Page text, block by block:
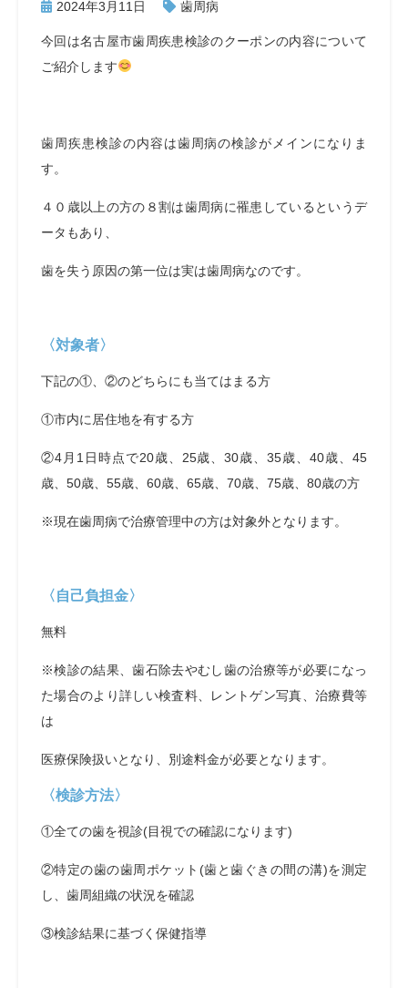
2024年3月11日 歯周病
今回は名古屋市歯周疾患検診のクーポンの内容について
ご紹介します
歯周疾患検診の内容は歯周病の検診がメインになりま
す。
４０歳以上の方の８割は歯周病に罹患しているというデ
ータもあり、
歯を失う原因の第一位は実は歯周病なのです。
〈対象者〉
下記の①、②のどちらにも当てはまる方
①市内に居住地を有する方
②4月1日時点で20歳、25歳、30歳、35歳、40歳、45
歳、50歳、55歳、60歳、65歳、70歳、75歳、80歳の方
※現在歯周病で治療管理中の方は対象外となります。
〈自己負担金〉
無料
※検診の結果、歯石除去やむし歯の治療等が必要になっ
た場合のより詳しい検査料、レントゲン写真、治療費等
は
医療保険扱いとなり、別途料金が必要となります。
〈検診方法〉
①全ての歯を視診(目視での確認になります)
②特定の歯の歯周ポケット(歯と歯ぐきの間の溝)を測定
し、歯周組織の状況を確認
③検診結果に基づく保健指導